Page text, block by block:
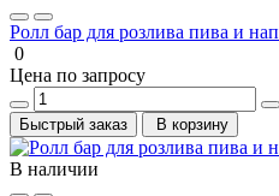
Ролл бар для розлива пива и
0
Цена по запросу
Быстрый заказ В корзину
В наличии